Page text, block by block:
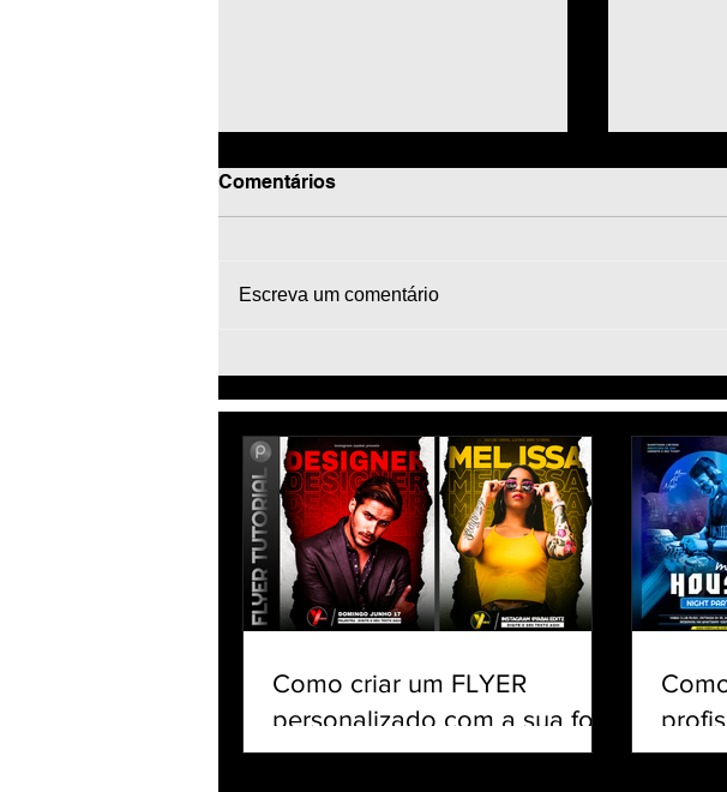
Effect Instagram 3D -
PicsArt Tutorial - Pop-Out
Efeito Mockup
Social
Foto -
Como
Comentários
Escreva um comentário
Como criar um FLYER
personalizado com a sua foto
no celular | Tutorial PicsArt
para